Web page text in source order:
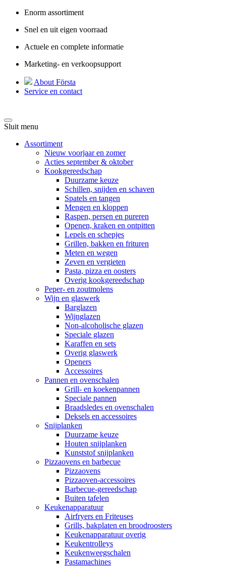
Enorm assortiment
Snel en uit eigen voorraad
Actuele en complete informatie
Marketing- en verkoopsupport
About Första
Service en contact
Sluit menu
Assortiment
Nieuw voorjaar en zomer
Acties september & oktober
Kookgereedschap
Duurzame keuze
Schillen, snijden en schaven
Spatels en tangen
Mengen en kloppen
Raspen, persen en pureren
Openen, kraken en ontpitten
Lepels en schepjes
Grillen, bakken en frituren
Meten en wegen
Zeven en vergieten
Pasta, pizza en oosters
Overig kookgereedschap
Peper- en zoutmolens
Wijn en glaswerk
Barglazen
Wijnglazen
Non-alcoholische glazen
Speciale glazen
Karaffen en sets
Overig glaswerk
Openers
Accessoires
Pannen en ovenschalen
Grill- en koekenpannen
Speciale pannen
Braadsledes en ovenschalen
Deksels en accessoires
Snijplanken
Duurzame keuze
Houten snijplanken
Kunststof snijplanken
Pizzaovens en barbecue
Pizzaovens
Pizzaoven-accessoires
Barbecue-gereedschap
Buiten tafelen
Keukenapparatuur
Airfryers en Friteuses
Grills, bakplaten en broodroosters
Keukenapparatuur overig
Keukentrolleys
Keukenweegschalen
Pastamachines